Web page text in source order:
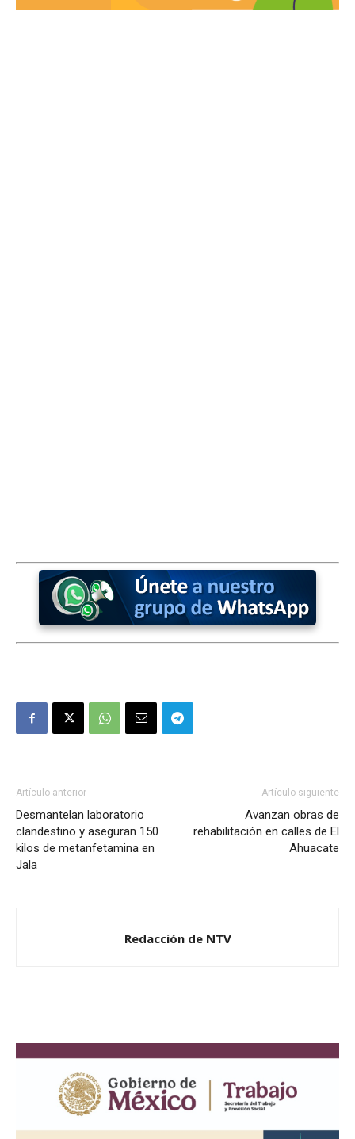
Artículo anterior
Desmantelan laboratorio
clandestino y aseguran 150
kilos de metanfetamina en
Jala
Artículo siguiente
Avanzan obras de
rehabilitación en calles de El
Ahuacate
Redacción de NTV